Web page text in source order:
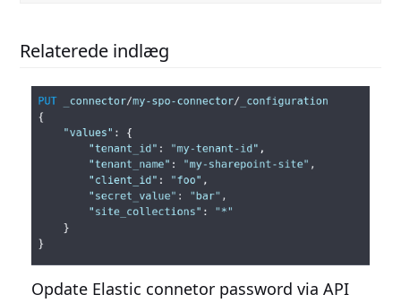
Relaterede indlæg
Opdate Elastic connetor password via API